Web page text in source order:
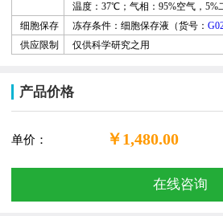
温度：37℃；气相：95%空气，5%
细胞保存
冻存条件：细胞保存液（货号：
供应限制
仅供科学研究之用
产品价格
单价： ￥1,480.00
在线咨询